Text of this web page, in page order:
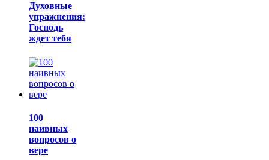
Духовные
упражнения:
Господь
ждет тебя
100
наивных
вопросов о
вере